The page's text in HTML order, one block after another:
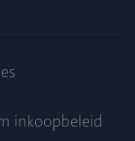
inkoopbe­leid